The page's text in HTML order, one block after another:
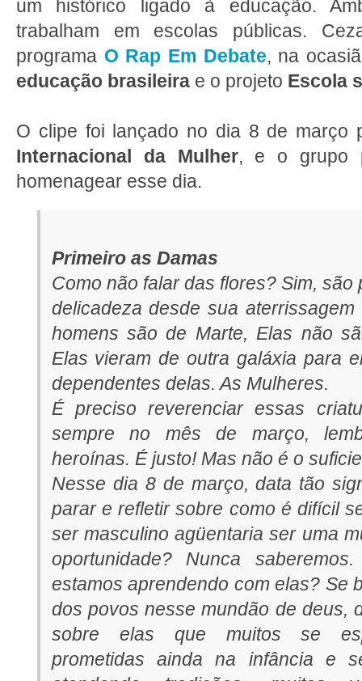
um histórico ligado à educação.
trabalham em escolas públicas.
programa O Rap Em Debate, na
educação brasileira e o projeto Escola
O clipe foi lançado no dia 8 de março
Internacional da Mulher, e o grupo
homenagear esse dia.
Primeiro as Damas
Como não falar das flores? Sim, são
delicadeza desde sua
homens são de Marte, Elas não
Elas vieram de outra galáxia para
dependentes delas. As Mulheres.
É preciso reverenciar essas
sempre no mês de março,
heroínas. É justo! Mas não é o
Nesse dia 8 de março, data tão
parar e refletir sobre como é difícil
ser masculino agüentaria ser uma
oportunidade? Nunca
estamos aprendendo com elas? Se
dos povos nesse mundão de deus,
sobre elas que muitos se
prometidas ainda na infância e